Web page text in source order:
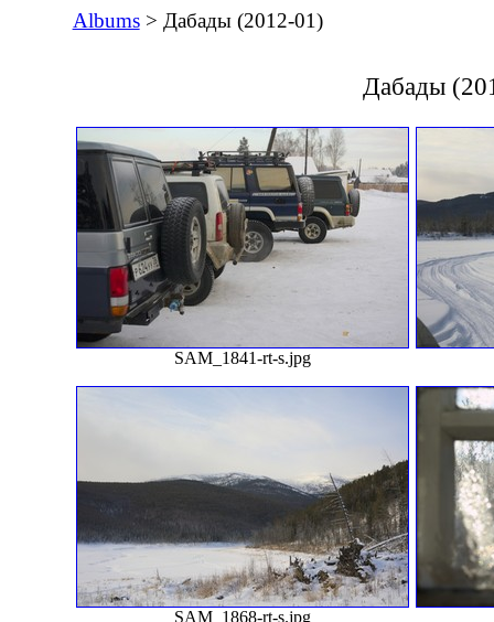
Albums> Дабады (2012-01)
Дабады
SAM_1841-rt-s.jpg
SAM_1868-rt-s.jpg